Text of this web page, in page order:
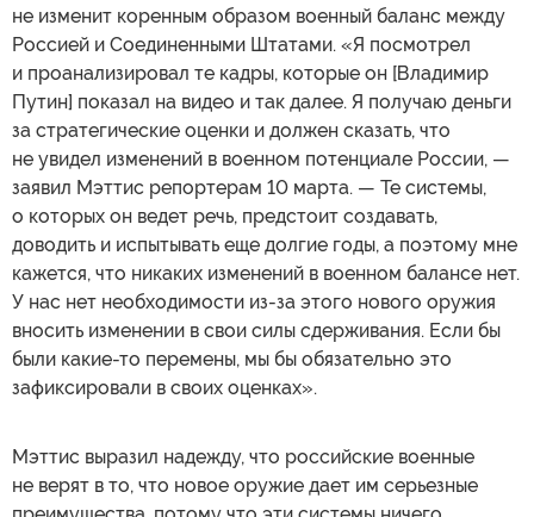
не изменит коренным образом военный баланс между
Россией и Соединенными Штатами. «Я посмотрел
и проанализировал те кадры, которые он [Владимир
Путин] показал на видео и так далее. Я получаю деньги
за стратегические оценки и должен сказать, что
не увидел изменений в военном потенциале России, —
заявил Мэттис репортерам 10 марта. — Те системы,
о которых он ведет речь, предстоит создавать,
доводить и испытывать еще долгие годы, а поэтому мне
кажется, что никаких изменений в военном балансе нет.
У нас нет необходимости из-за этого нового оружия
вносить изменении в свои силы сдерживания. Если бы
были какие-то перемены, мы бы обязательно это
зафиксировали в своих оценках».
Мэттис выразил надежду, что российские военные
не верят в то, что новое оружие дает им серьезные